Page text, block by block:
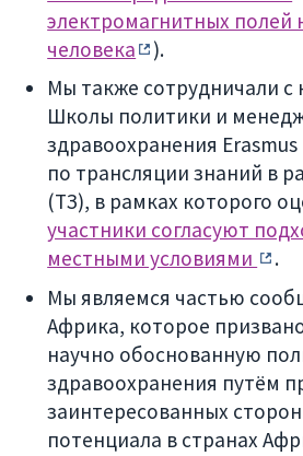
электромагнитных полей
человека
).
Мы также сотрудничали с
Школы политики и
здравоохранения
по трансляции знаний в
(ТЗ), в рамках которого
участники согласуют
местными условиями
.
Мы являемся частью
Африка, которое
научно обоснованную
здравоохранения путём
заинтересованных
потенциала в странах